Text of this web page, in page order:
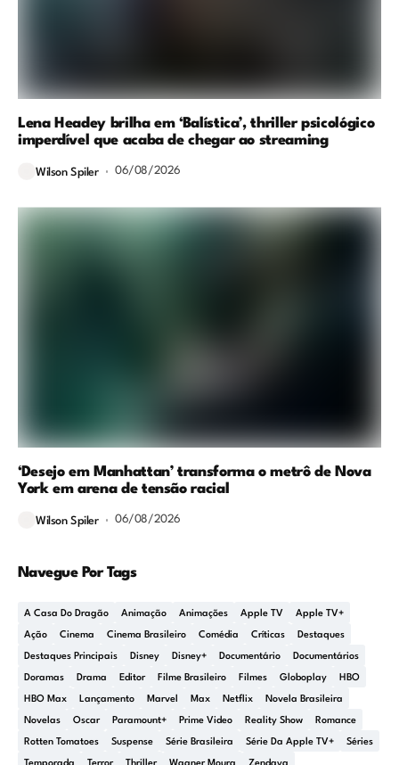
Lena Headey brilha em ‘Balística’, thriller psicológico
imperdível que acaba de chegar ao streaming
Wilson Spiler 06/08/2026
‘Desejo em Manhattan’ transforma o metrô de Nova
York em arena de tensão racial
Wilson Spiler 06/08/2026
Navegue Por Tags
A Casa Do Dragão Animação Animações Apple TV Apple TV+
Ação Cinema Cinema Brasileiro Comédia Críticas Destaques
Destaques Principais Disney Disney+ Documentário Documentários
Doramas Drama Editor Filme Brasileiro Filmes Globoplay HBO
HBO Max Lançamento Marvel Max Netflix Novela Brasileira
Novelas Oscar Paramount+ Prime Video Reality Show Romance
Rotten Tomatoes Suspense Série Brasileira Série Da Apple TV+ Séries